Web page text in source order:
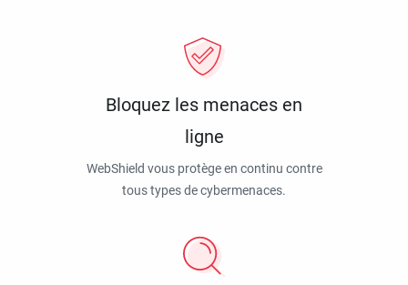
Bloquez les menaces en
ligne
WebShield vous protège en continu contre
tous types de cybermenaces.